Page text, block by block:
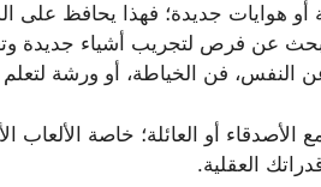
أو هوايات جديدة؛ فهذا يحافظ على
عن فرص لتجريب أشياء جديدة
فن الخياطة، أو ورشة لتعلم
أو العائلة؛ خاصة الألعاب
العقلية.